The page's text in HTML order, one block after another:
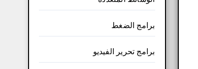
برامج الضغط
برامج تحرير الفيديو